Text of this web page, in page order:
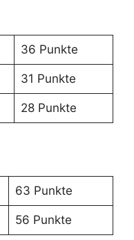
36 Punkte
31 Punkte
28 Punkte
63 Punkte
56 Punkte